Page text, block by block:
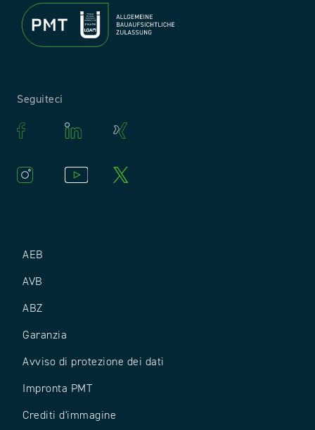
AEB
AVB
ABZ
Garanzia
Avviso di protezione dei dati
Impronta PMT
Crediti d'immagine
Seguiteci